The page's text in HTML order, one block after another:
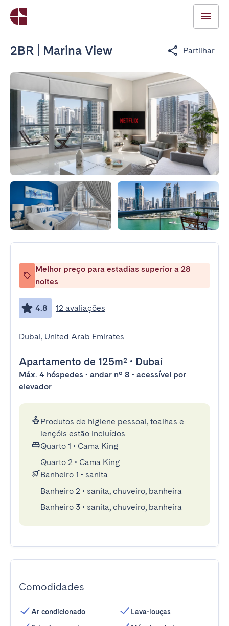
2BR | Marina View Partilhar
Melhor preço para estadias superior a 28
noites
4.8 12 avaliações
Dubai, United Arab Emirates
Apartamento de 125m² • Dubai
Máx. 4 hóspedes • andar nº 8 • acessível por
elevador
Produtos de higiene pessoal, toalhas e
lençóis estão incluídos
Quarto 1 • Cama King
Quarto 2 • Cama King
Banheiro 1 • sanita
Banheiro 2 • sanita, chuveiro, banheira
Banheiro 3 • sanita, chuveiro, banheira
Comodidades
Ar condicionado
Lava-louças